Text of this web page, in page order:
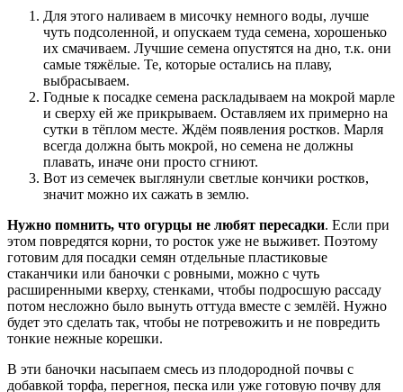
Для этого наливаем в мисочку немного воды, лучше
чуть подсоленной, и опускаем туда семена, хорошенько
их смачиваем. Лучшие семена опустятся на дно, т.к. они
самые тяжёлые. Те, которые остались на плаву,
выбрасываем.
Годные к посадке семена раскладываем на мокрой марле
и сверху ей же прикрываем. Оставляем их примерно на
сутки в тёплом месте. Ждём появления ростков. Марля
всегда должна быть мокрой, но семена не должны
плавать, иначе они просто сгниют.
Вот из семечек выглянули светлые кончики ростков,
значит можно их сажать в землю.
Нужно помнить, что огурцы не любят пересадки. Если при
этом повредятся корни, то росток уже не выживет. Поэтому
готовим для посадки семян отдельные пластиковые
стаканчики или баночки с ровными, можно с чуть
расширенными кверху, стенками, чтобы подросшую рассаду
потом несложно было вынуть оттуда вместе с землёй. Нужно
будет это сделать так, чтобы не потревожить и не повредить
тонкие нежные корешки.
В эти баночки насыпаем смесь из плодородной почвы с
добавкой торфа, перегноя, песка или уже готовую почву для